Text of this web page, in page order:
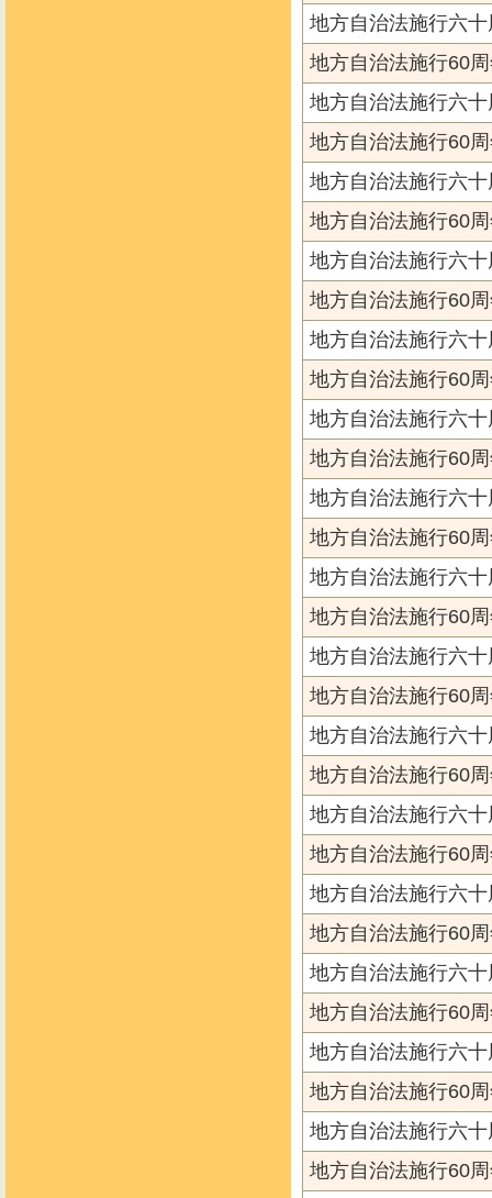
地方自治法施行六
地方自治法施行60
地方自治法施行六
地方自治法施行60
地方自治法施行六
地方自治法施行60
地方自治法施行六
地方自治法施行60
地方自治法施行六
地方自治法施行60
地方自治法施行六
地方自治法施行60
地方自治法施行六
地方自治法施行60
地方自治法施行六
地方自治法施行60
地方自治法施行六
地方自治法施行60
地方自治法施行六
地方自治法施行60
地方自治法施行六
地方自治法施行60
地方自治法施行六
地方自治法施行60
地方自治法施行六
地方自治法施行60
地方自治法施行六
地方自治法施行60
地方自治法施行六
地方自治法施行60